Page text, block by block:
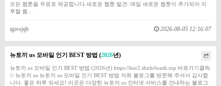
모든 웹툰을 무료로 제공합니다.새로운 웹툰 발견: 매일 새로운 웹툰이 추가되어 지
루할 틈…
igivsjqb 2026-08-05 12:16:07
뉴토끼 us 모바일 인기 BEST 방법 (2026년)
뉴토끼 us 모바일 인기 BEST 방법 (2026년) https://hnr2.sbxhrlwnth.top 바로가기클릭
▷뉴토끼 us 뉴토끼 us 모바일 인기 BEST 방법 저희 블로그를 방문해 주셔서 감사합
니다. 좋은 하루 되세요! 이곳은 다양한 뉴토끼 us 인터넷 서비스를 안내하는 블로그